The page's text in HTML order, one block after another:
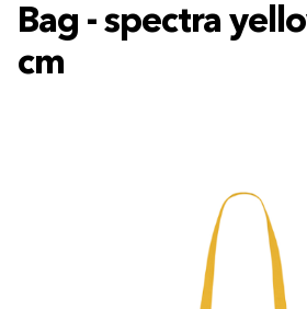
Bag - spectra
cm